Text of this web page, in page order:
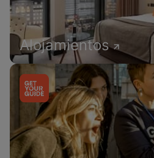
Alojamientos